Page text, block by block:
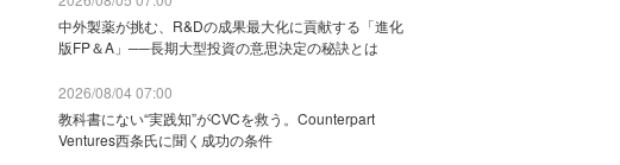
中外製薬が挑む、R&Dの成果最大化に貢献する「進化
版FP＆A」──長期大型投資の意思決定の秘訣とは
2026/08/04 07:00
教科書にない“実践知”がCVCを救う。Counterpart
Ventures西条氏に聞く成功の条件